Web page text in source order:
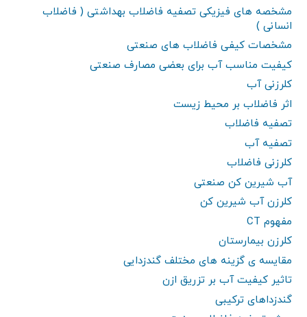
مشخصه های فیزیکی تصفیه فاضلاب بهداشتی ( فاضلاب
انسانی )
مشخصات کیفی فاضلاب های صنعتی
کیفیت مناسب آب برای بعضی مصارف صنعتی
کلرزنی آب
اثر فاضلاب بر محیط زیست
تصفیه فاضلاب
تصفیه آب
کلرزنی فاضلاب
آب شیرین کن صنعتی
کلرزن آب شیرین کن
مفهوم CT
کلرزن بیمارستان
مقایسه ی گزینه های مختلف گندزدایی
تاثیر کیفیت آب بر تزریق ازن
گندزداهای ترکیبی